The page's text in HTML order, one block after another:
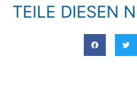
TEILE DIESEN